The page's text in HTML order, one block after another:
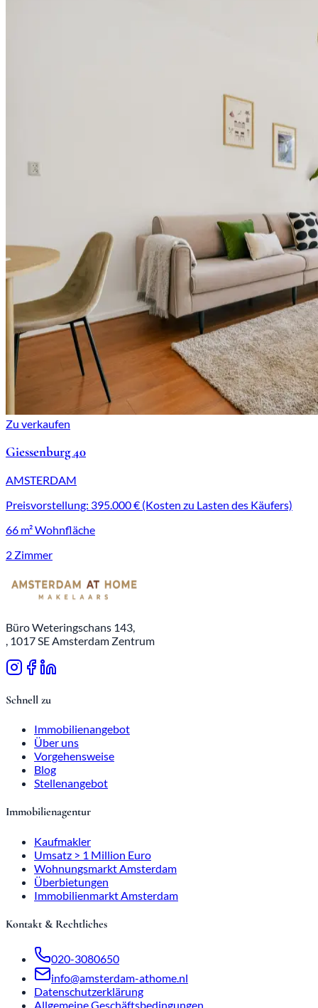
Zu verkaufen
Giessenburg 40
AMSTERDAM
Preisvorstellung: 395.000 € (Kosten zu Lasten des Käufers)
66 m² Wohnfläche
2 Zimmer
Büro Weteringschans 143,
, 1017 SE Amsterdam Zentrum
Schnell zu
Immobilienangebot
Über uns
Vorgehensweise
Blog
Stellenangebot
Immobilienagentur
Kaufmakler
Umsatz > 1 Million Euro
Wohnungsmarkt Amsterdam
Überbietungen
Immobilienmarkt Amsterdam
Kontakt & Rechtliches
020-3080650
info@amsterdam-athome.nl
Datenschutzerklärung
Allgemeine Geschäftsbedingungen